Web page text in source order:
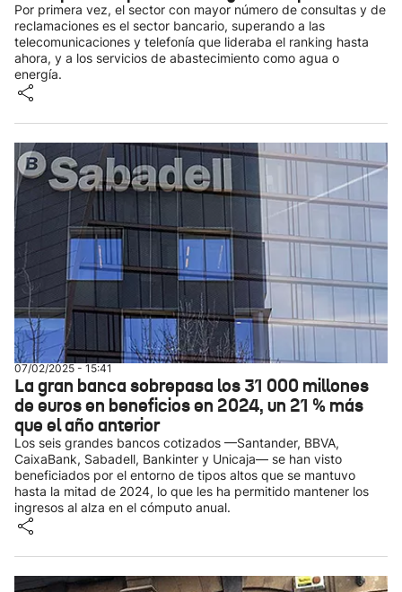
Por primera vez, el sector con mayor número de consultas y de
reclamaciones es el sector bancario, superando a las
telecomunicaciones y telefonía que lideraba el ranking hasta
ahora, y a los servicios de abastecimiento como agua o
energía.
07/02/2025 - 15:41
La gran banca sobrepasa los 31 000 millones
de euros en beneficios en 2024, un 21 % más
que el año anterior
Los seis grandes bancos cotizados —Santander, BBVA,
CaixaBank, Sabadell, Bankinter y Unicaja— se han visto
beneficiados por el entorno de tipos altos que se mantuvo
hasta la mitad de 2024, lo que les ha permitido mantener los
ingresos al alza en el cómputo anual.